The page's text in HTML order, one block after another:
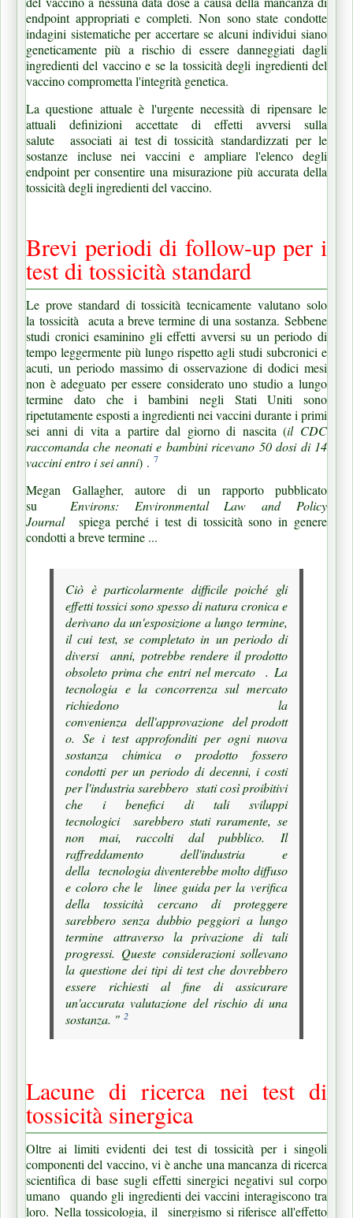
endpoint appropriati e completi.Non sono state condotte
indagini sistematiche per accertare se alcuni individui siano
geneticamente più a rischio di essere danneggiati dagli
ingredienti del vaccino e se la tossicità degli ingredienti del
vaccino comprometta l'integrità genetica.
La questione attuale è l'urgente necessità di ripensare le
attuali definizioni accettate di effetti avversi sulla
salute associati ai test di tossicità standardizzati per le
sostanze incluse nei vaccini e ampliare l'elenco degli
endpoint per consentire una misurazione più accurata della
tossicità degli ingredienti del vaccino.
Brevi periodi di follow-up per i
test di tossicità standard
Le prove standard di tossicità tecnicamentevalutano solo
la tossicità acuta a breve termine di una sostanza. Sebbene
studi cronici esaminino gli effetti avversi su un periodo di
tempo leggermente più lungo rispetto agli studi subcronici e
acuti, un periodo massimo di osservazione di dodici mesi
non è adeguato per essere considerato uno studio a lungo
termine dato che i bambini negli Stati Uniti sono
ripetutamente esposti a ingredienti nei vaccini durante i primi
sei anni di vita a partire dal giorno di nascita (il CDC
raccomanda che neonati e bambini ricevano 50 dosi di 14
vaccini entro i sei anni) . 7
Megan Gallagher, autore di un rapporto pubblicato
su Environs: Environmental Law and Policy
Journal
spiega perché i test di tossicità sono in genere
condotti a breve termine ...
Ciò è particolarmente difficile poiché gli
effetti tossici sono spesso di natura cronica e
derivano da un'esposizione a lungo termine,
il cui test, se completato in un periodo di
diversi
anni, potrebbe rendere il prodotto
obsoleto prima che entri nel mercato
. La
tecnologia e la concorrenza sul mercato
richiedono la
convenienza dell'approvazione delprodott
o. Se i test approfonditi per ogni nuova
sostanza chimica o prodotto fossero
condotti per un periodo di decenni, i costi
per l'industria sarebbero stati così proibitivi
che i benefici di tali sviluppi
tecnologici
sarebbero stati raramente, se
non mai, raccolti dal pubblico. Il
raffreddamento dell'industria e
della tecnologia diventerebbe molto diffuso
e coloro che le
linee guida per laverifica
della tossicità cercano di proteggere
sarebbero senza dubbio peggiori a lungo
termine
attraverso la privazione di tali
progressi. Queste considerazioni sollevano
la questione dei tipi di test che dovrebbero
essere richiesti al fine di assicurare
un'accurata valutazione del rischio di una
sostanza. " 2
Lacune di ricerca nei test di
tossicità sinergica
Oltre ai limiti evidenti dei test di tossicità per i singoli
componenti del vaccino, vi è anche una mancanza di ricerca
scientifica di base sugli effetti sinergici negativi sul corpo
umano quando gli ingredienti dei vaccini interagiscono tra
loro. Nella tossicologia, ilsinergismo si riferisce all'effetto